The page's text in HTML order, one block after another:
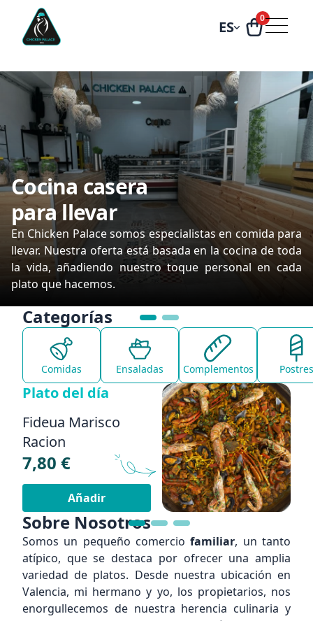
ES 0
Conoce
nuestro menú
semanal
Cada semana es una oportunidad para disfrutar algo
diferente. Descubre nuestras especialidades y haz que
tu comida sea inolvidable.
Categorías
Comidas Ensaladas Complementos Postres
Plato del día
Paella Murciana
12,00 €
Añadir
Sobre Nosotros
Somos un pequeño comerciofamiliar, un tanto
atípico, que se destaca por ofrecer una amplia
variedad de platos. Desde nuestra ubicación en
Valencia, mi hermano y yo, los propietarios, nos
enorgullecemos de nuestra herencia culinaria y